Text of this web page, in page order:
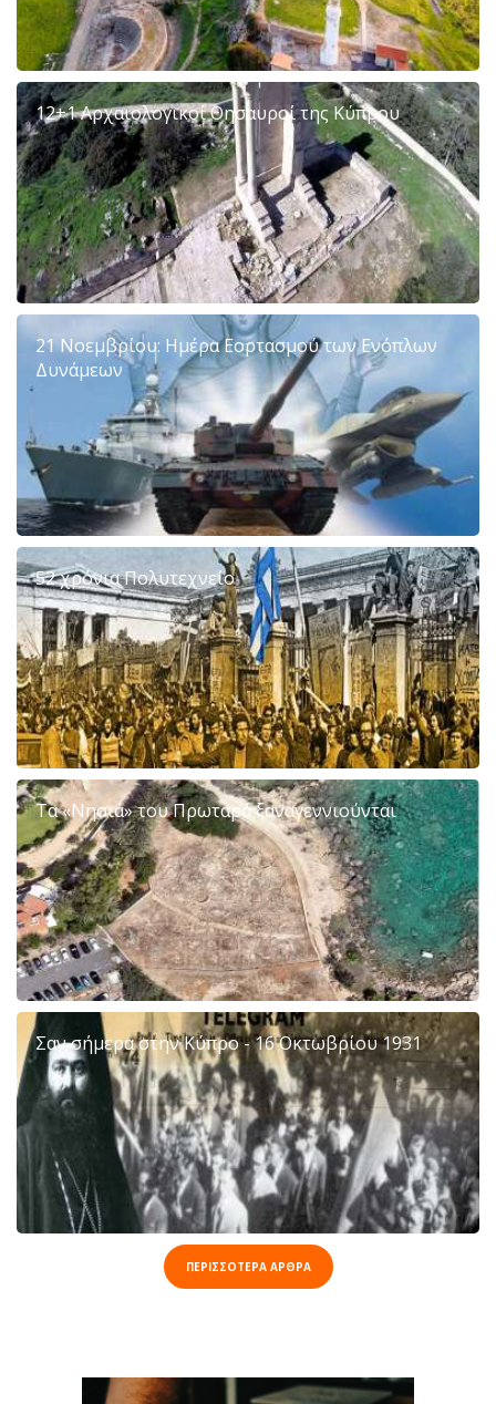
12+1 Αρχαιολογικοί Θησαυροί της Κύπρου
21 Νοεμβρίου: Ημέρα Εορτασμού των Ενόπλων
Δυνάμεων
52 χρόνια Πολυτεχνείο
Τα «Νησιά» του Πρωταρά ξαναγεννιούνται
Σαν σήμερα στην Κύπρο - 16 Οκτωβρίου 1931
ΠΕΡΙΣΣΟΤΕΡΑ ΑΡΘΡΑ